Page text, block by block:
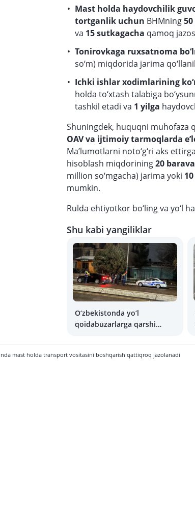
Mast holda haydovchilik
tortganlik uchun BHMning
va 15 sutkagacha qamoq
Tonirovkaga ruxsatnoma
so‘m) miqdorida jarima
Ichki ishlar xodimlarining
holda to‘xtash talabiga
tashkil etadi va 1 yilga
Shuningdek, huquqni muhofaza
OAV va ijtimoiy tarmoqlarda
Ma’lumotlarni noto‘g‘ri aks
hisoblash miqdorining20
million so‘mgacha) jarima yoki
mumkin.
Rulda ehtiyotkor bo‘ling va yo‘l
Shu kabi yangiliklar
O‘zbekistonda yo‘l
qoidabuzarlarga qarshi
guvohnomasidan mahrum
mast holda transport vositasini boshqarish qattiqroq jazolanadi